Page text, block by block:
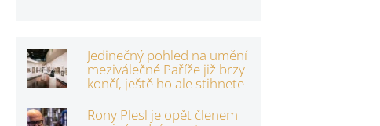
Jedinečný pohled na umění
meziválečné Paříže již brzy
končí, ještě ho ale stihnete
Rony Plesl je opět členem